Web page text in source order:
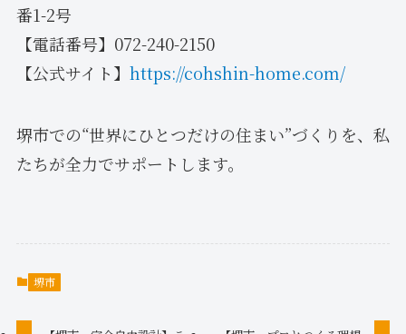
番1-2号
【電話番号】072-240-2150
【公式サイト】 https://cohshin-home.com/
堺市での“世界にひとつだけの住まい”づくりを、私
たちが全力でサポートします。
堺市